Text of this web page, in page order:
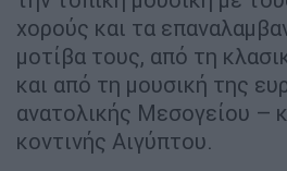
χορούς και τα
μοτίβα τους, από τη
και από τη μουσική της
ανατολικής Μεσογείου –
κοντινής Αιγύπτου.